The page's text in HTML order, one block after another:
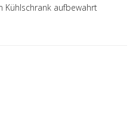
Kühlschrank aufbewahrt